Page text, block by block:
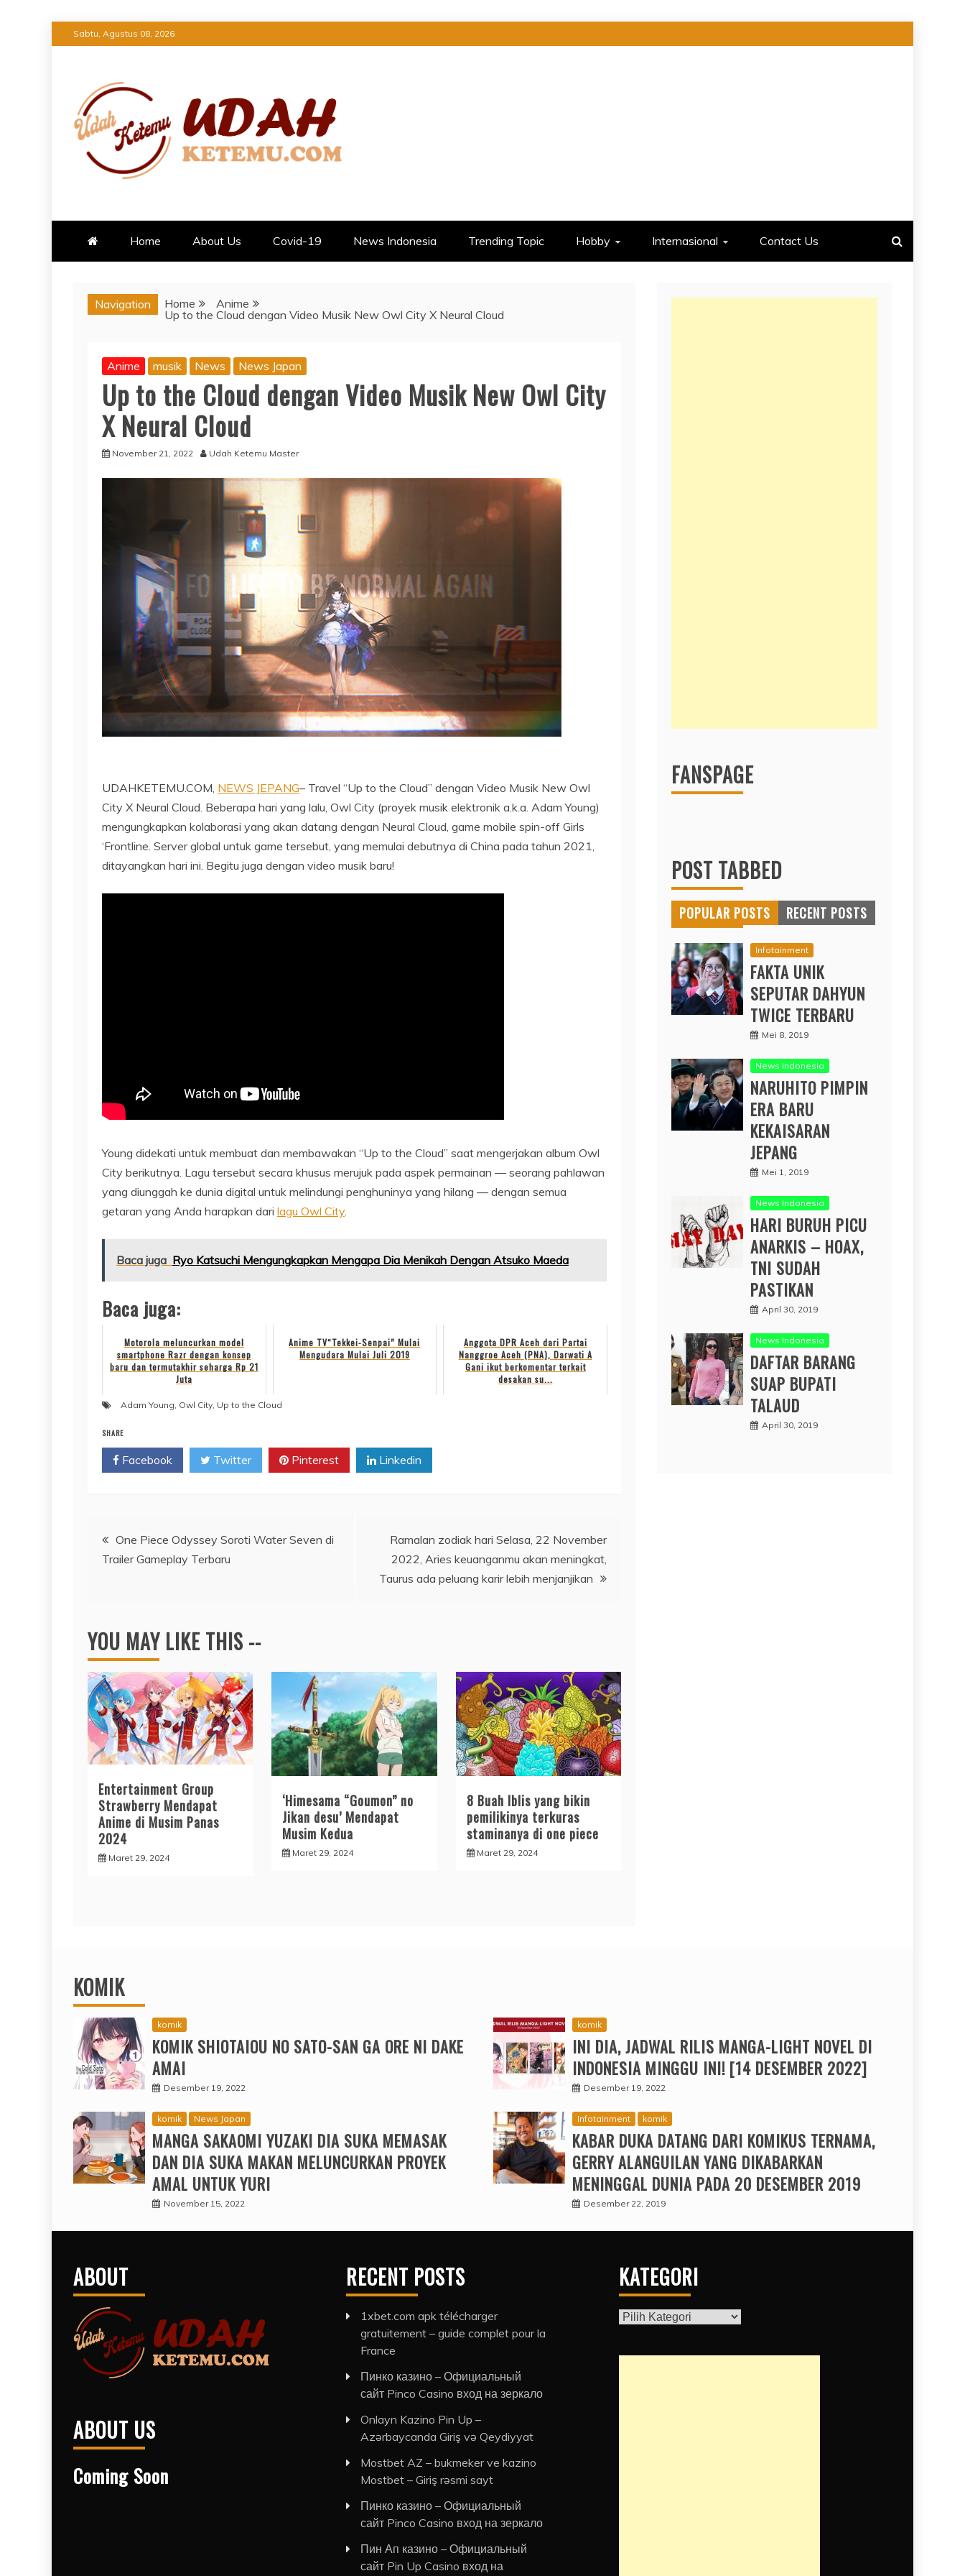
to
Sabtu, Agustus 08, 2026
UDAH KETEMU
Home About Us Covid-19 News Indonesia Trending Topic Hobby Internasional Contact Us
Navigation Home
Anime
Up to the Cloud dengan Video Musik New Owl City X Neural Cloud
Anime musik News News Japan
Up to the Cloud dengan Video Musik New Owl City
X Neural Cloud
November 21, 2022 Udah Ketemu Master
UDAHKETEMU.COM, NEWS JEPANG– Travel “Up to the Cloud” dengan Video Musik New Owl
City X Neural Cloud. Beberapa hari yang lalu, Owl City (proyek musik elektronik a.k.a. Adam Young)
mengungkapkan kolaborasi yang akan datang dengan Neural Cloud, game mobile spin-off Girls
‘Frontline. Server global untuk game tersebut, yang memulai debutnya di China pada tahun 2021,
ditayangkan hari ini. Begitu juga dengan video musik baru!
Young didekati untuk membuat dan membawakan “Up to the Cloud” saat mengerjakan album Owl
City berikutnya. Lagu tersebut secara khusus merujuk pada aspek permainan — seorang pahlawan
yang diunggah ke dunia digital untuk melindungi penghuninya yang hilang — dengan semua
getaran yang Anda harapkan dari lagu Owl City.
Baca juga Ryo Katsuchi Mengungkapkan Mengapa Dia Menikah Dengan Atsuko Maeda
Baca juga:
Motorola meluncurkan model
smartphone Razr dengan konsep
baru dan termutakhir seharga Rp 21
Juta
Anime TV“Tekkei-Senpai” Mulai
Mengudara Mulai Juli 2019
Anggota DPR Aceh dari Partai
Nanggroe Aceh (PNA), Darwati A
Gani ikut berkomentar terkait
desakan su...
Adam Young, Owl City, Up to the Cloud
SHARE
Facebook Twitter Pinterest Linkedin
Navigasi
pos
One Piece Odyssey Soroti Water Seven di
Trailer Gameplay Terbaru
Ramalan zodiak hari Selasa, 22 November
2022, Aries keuanganmu akan meningkat,
Taurus ada peluang karir lebih menjanjikan
YOU MAY LIKE THIS --
Entertainment Group
Strawberry Mendapat
Anime di Musim Panas
2024
Maret 29, 2024
‘Himesama “Goumon” no
Jikan desu’ Mendapat
Musim Kedua
Maret 29, 2024
8 Buah Iblis yang bikin
pemilikinya terkuras
staminanya di one piece
Maret 29, 2024
FANSPAGE
POST TABBED
POPULAR POSTS RECENT POSTS
Infotainment
FAKTA UNIK
SEPUTAR DAHYUN
TWICE TERBARU
Mei 8, 2019
News Indonesia
NARUHITO PIMPIN
ERA BARU
KEKAISARAN
JEPANG
Mei 1, 2019
News Indonesia
HARI BURUH PICU
ANARKIS – HOAX,
TNI SUDAH
PASTIKAN
April 30, 2019
News Indonesia
DAFTAR BARANG
SUAP BUPATI
TALAUD
April 30, 2019
KOMIK
komik
KOMIK SHIOTAIOU NO SATO-SAN GA ORE NI DAKE
AMAI
Desember 19, 2022
komik
INI DIA, JADWAL RILIS MANGA-LIGHT NOVEL DI
INDONESIA MINGGU INI! [14 DESEMBER 2022]
Desember 19, 2022
komik News Japan
MANGA SAKAOMI YUZAKI DIA SUKA MEMASAK
DAN DIA SUKA MAKAN MELUNCURKAN PROYEK
AMAL UNTUK YURI
November 15, 2022
Infotainment komik
KABAR DUKA DATANG DARI KOMIKUS TERNAMA,
GERRY ALANGUILAN YANG DIKABARKAN
MENINGGAL DUNIA PADA 20 DESEMBER 2019
Desember 22, 2019
ABOUT
ABOUT US
Coming Soon
RECENT POSTS
1xbet.com apk télécharger
gratuitement – guide complet pour la
France
Пинко казино – Официальный
сайт Pinco Casino вход на зеркало
Onlayn Kazino Pin Up –
Azərbaycanda Giriş və Qeydiyyat
Mostbet AZ – bukmeker ve kazino
Mostbet – Giriş rəsmi sayt
Пинко казино – Официальный
сайт Pinco Casino вход на зеркало
Пин Ап казино – Официальный
сайт Pin Up Casino вход на
KATEGORI
Kategori